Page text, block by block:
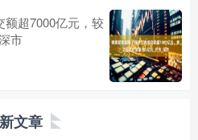
超7000亿元，较
市
文章